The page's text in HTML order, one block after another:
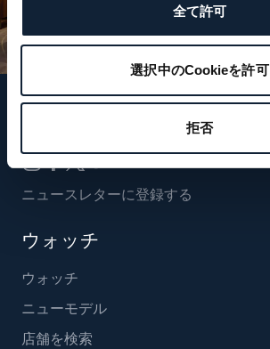
全て許可
選択中のCookieを許可
拒否
ニュースレターに登録する
ウォッチ
ウォッチ
ニューモデル
店舗を検索